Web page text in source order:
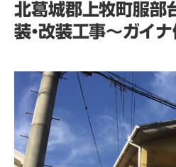
北葛城郡上牧町服部
装・改装工事～ガイ